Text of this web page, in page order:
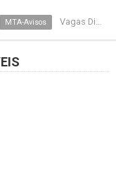
MTA-Avisos Vagas Disponiveis